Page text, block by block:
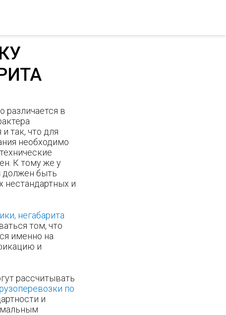
различается в
так, что для
необходимо
К тому же у
должен быть
нестандартных и
негабарита
том, что
именно на
и
рассчитывать
по
и